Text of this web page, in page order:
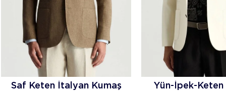
Saf Keten İtalyan Kumaş
Yün-İpek-Keten